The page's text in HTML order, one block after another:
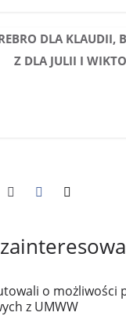
DLA KLAUDII,
Z DLA JULII I
o możliwości
z UMWW